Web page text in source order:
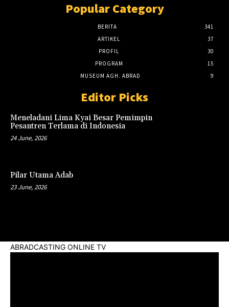
Popular Category
BERITA
341
ARTIKEL
37
PROFIL
30
PROGRAM
15
MUSEUM AGH. ABRAD
9
Editor Picks
Meneladani Lima Kyai Besar Pemimpin
Pesantren Terlama di Indonesia
24 June, 2026
Pilar Utama Adab
23 June, 2026
ABRADCASTING ONLINE TV